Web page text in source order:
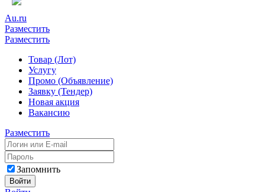
Au.ru
Разместить
Разместить
Товар (Лот)
Услугу
Промо (Объявление)
Заявку (Тендер)
Новая акция
Вакансию
Разместить
Запомнить
Войти